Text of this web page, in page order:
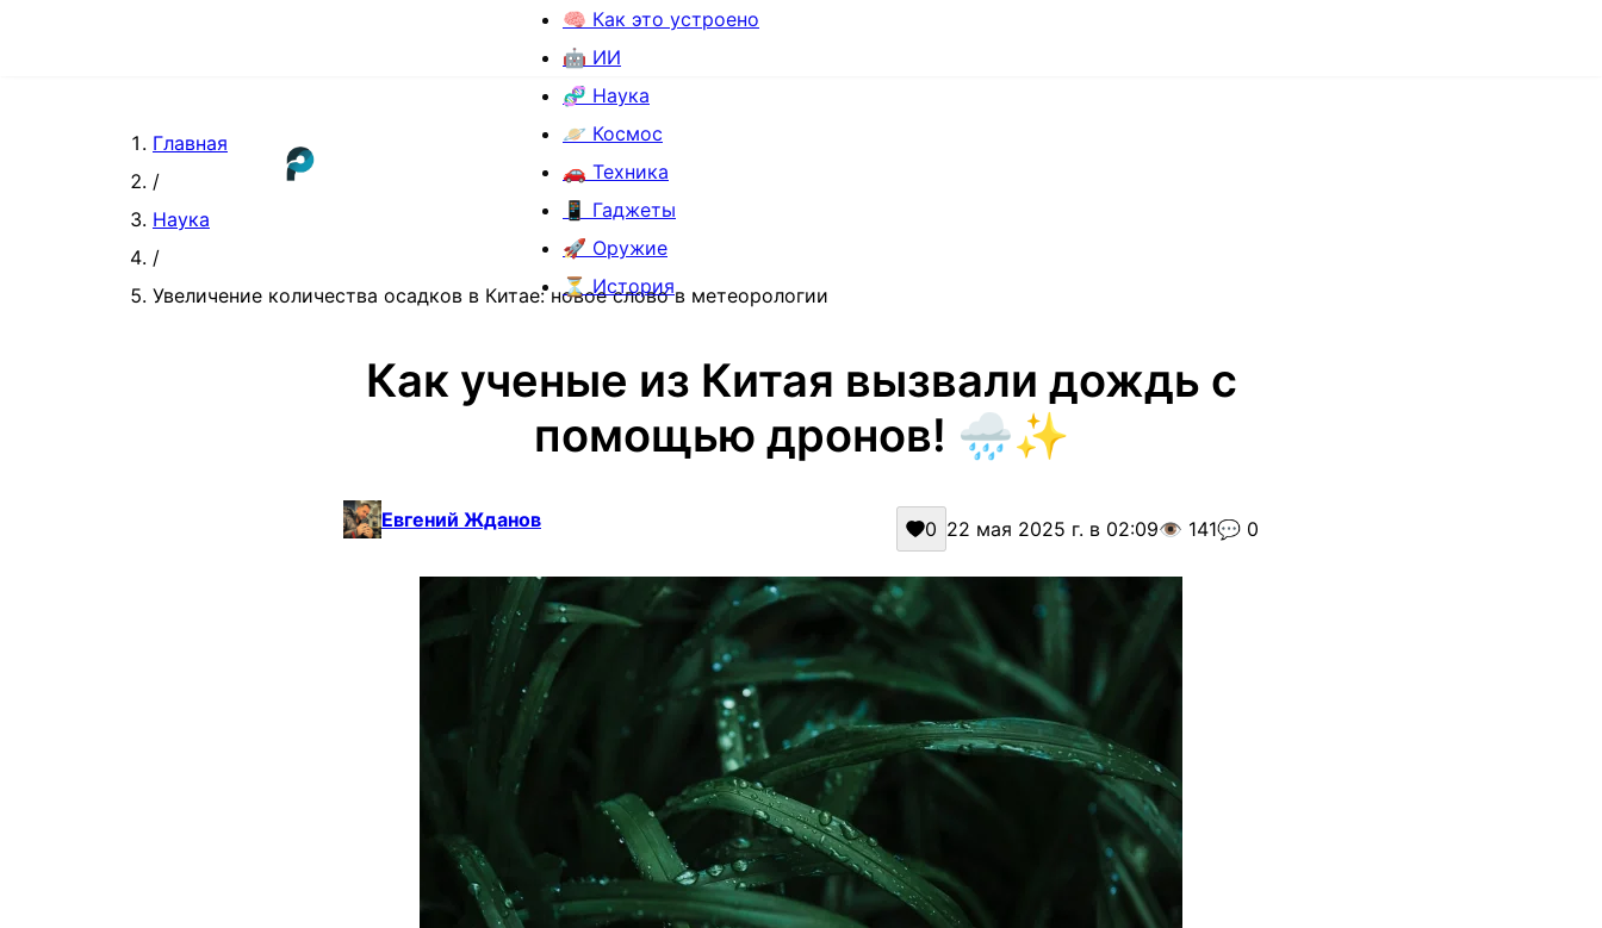
🧠 Как это устроено
🤖 ИИ
🧬 Наука
🪐 Космос
🚗 Техника
📱 Гаджеты
🚀 Оружие
⏳ История
Главная
/
Наука
/
Увеличение количества осадков в Китае: новое слово в метеорологии
Как ученые из Китая вызвали дождь с
помощью дронов! 🌧️✨
Евгений Жданов 0 22 мая 2025 г. в 02:09👁️ 141💬 0